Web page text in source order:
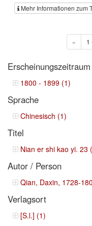
Mehr Informationen zum
« 1
Erscheinungszeitraum
1800 - 1899 (1)
Sprache
Chinesisch (1)
Titel
Nian er shi kao yi. 23
Autor / Person
Qian, Daxin, 1728-
Verlagsort
[S.l.] (1)